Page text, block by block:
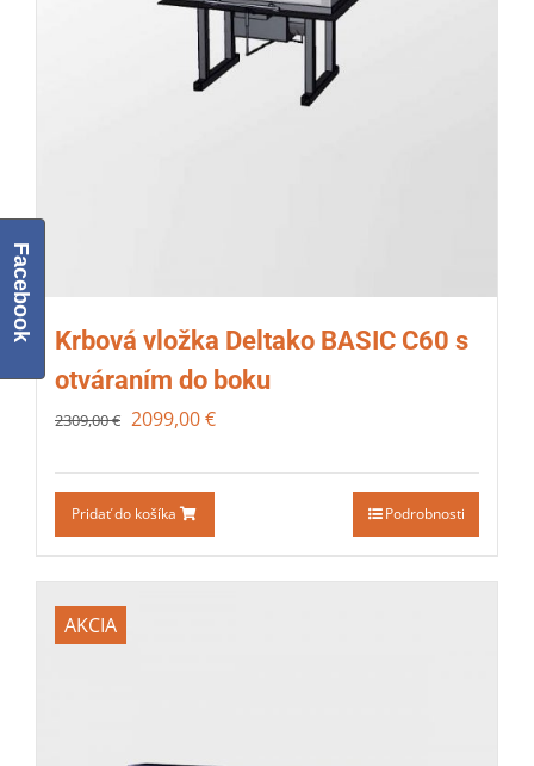
Krbová vložka Deltako BASIC C60 s
otváraním do boku
2309,00€ 2099,00€
Pridať do košíka Podrobnosti
AKCIA
Facebook